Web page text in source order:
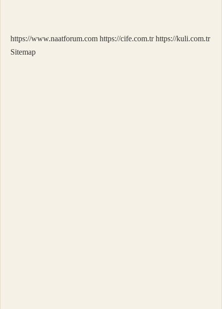
https://www.naatforum.com https://cife.com.tr https://kuli.com.tr
Sitemap